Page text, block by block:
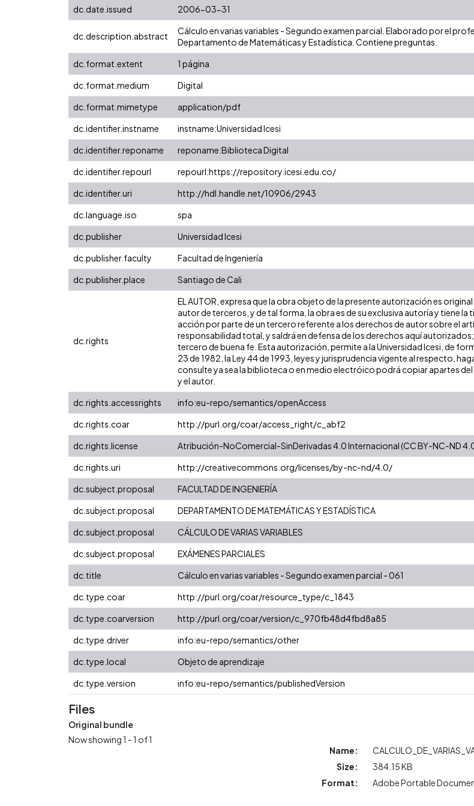
dc.date.issued
2006-03-31
dc.description.abstract
Cálculo en varias variables - Segundo examen parcial. Elaborado por el
Departamento de Matemáticas y Estadística. Contiene preguntas.
dc.format.extent 1 página
dc.format.medium
Digital
dc.format.mimetype
application/pdf
dc.identifier.instname
instname:Universidad Icesi
dc.identifier.reponame
reponame:Biblioteca Digital
dc.identifier.repourl
repourl:https://repository.icesi.edu.co/
dc.identifier.uri
http://hdl.handle.net/10906/2943
dc.language.iso
spa
dc.publisher
Universidad Icesi
dc.publisher.faculty
Facultad de Ingeniería
dc.publisher.place
Santiago de Cali
dc.rights
EL AUTOR, expresa que la obra objeto de la presente autorización es
autor de terceros, y de tal forma, la obra es de su exclusiva autoría y tiene la
acción por parte de un tercero referente a los derechos de autor sobre el
responsabilidad total, y saldrá en defensa de los derechos aquí
tercero de buena fe. Esta autorización, permite a la Universidad Icesi, de
23 de 1982, la Ley 44 de 1993, leyes y jurisprudencia vigente al respecto,
consulte ya sea la biblioteca o en medio electróico podrá copiar apartes
y el autor.
dc.rights.accessrights info:eu-repo/semantics/openAccess
dc.rights.coar
http://purl.org/coar/access_right/c_abf2
dc.rights.license
Atribución-NoComercial-SinDerivadas 4.0 Internacional (CC BY-NC-ND
dc.rights.uri
http://creativecommons.org/licenses/by-nc-nd/4.0/
dc.subject.proposal
FACULTAD DE INGENIERÍA
dc.subject.proposal
DEPARTAMENTO DE MATEMÁTICAS Y ESTADÍSTICA
dc.subject.proposal
CÁLCULO DE VARIAS VARIABLES
dc.subject.proposal
EXÁMENES PARCIALES
dc.title
Cálculo en varias variables - Segundo examen parcial - 061
dc.type.coar
http://purl.org/coar/resource_type/c_1843
dc.type.coarversion
http://purl.org/coar/version/c_970fb48d4fbd8a85
dc.type.driver
info:eu-repo/semantics/other
dc.type.local
Objeto de aprendizaje
dc.type.version
info:eu-repo/semantics/publishedVersion
Files
Original bundle
Now showing1 - 1 of 1
Name:
Size:
384.15 KB
Format:
Adobe Portable